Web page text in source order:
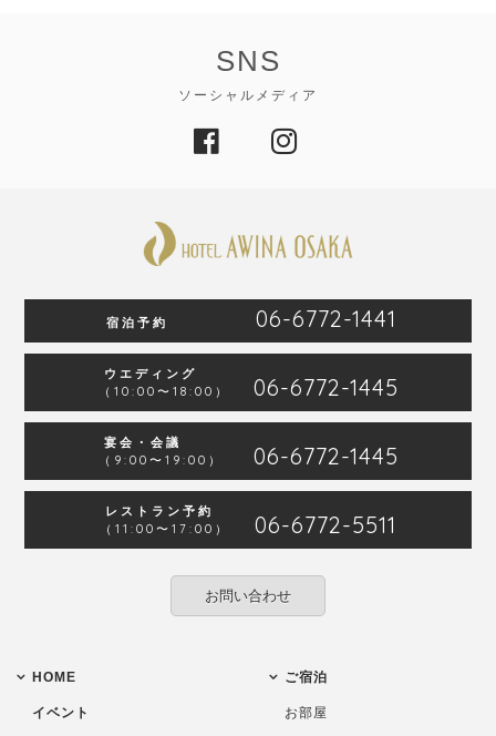
SNS
ソーシャルメディア
宿泊予約 06-6772-1441
ウエディング
（10:00〜18:00）
06-6772-1445
宴会・会議
（9:00〜19:00）
06-6772-1445
レストラン予約
（11:00〜17:00）
06-6772-5511
お問い合わせ
HOME
イベント
ご宿泊
お部屋